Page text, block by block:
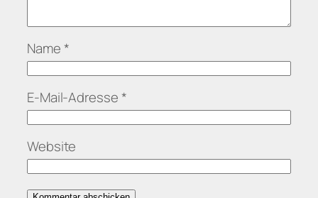
Name *
E-Mail-Adresse *
Website